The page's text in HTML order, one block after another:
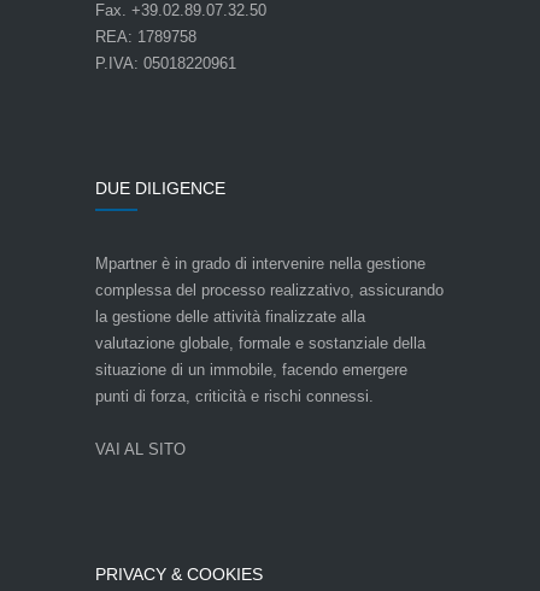
Fax. +39.02.89.07.32.50
REA: 1789758
P.IVA: 05018220961
DUE DILIGENCE
Mpartner è in grado di intervenire nella gestione
complessa del processo realizzativo, assicurando
la gestione delle attività finalizzate alla
valutazione globale, formale e sostanziale della
situazione di un immobile, facendo emergere
punti di forza, criticità e rischi connessi.
VAI AL SITO
PRIVACY & COOKIES